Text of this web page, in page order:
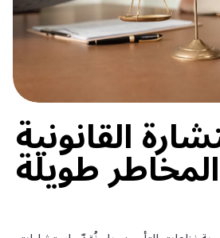
القانونية
طويلة